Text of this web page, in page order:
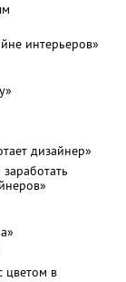
интерьеров»
дизайнер»
цветом в